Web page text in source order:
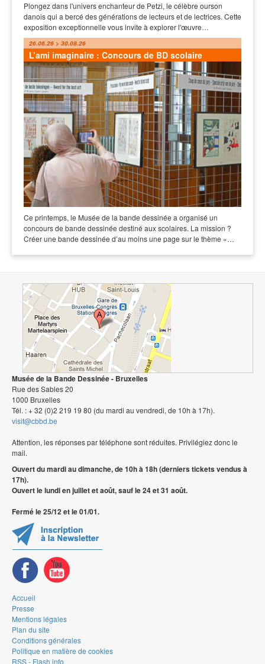
Plongez dans l'univers enchanteur de Petzi, le célèbre ourson
danois qui a bercé des générations de lecteurs et de lectrices. Cette
exposition exceptionnelle vous invite à explorer l'œuvre…
26.06.26 > 30.08.26
L’ami imaginaire : Concours de BD scolaire
Ce printemps, le Musée de la bande dessinée a organisé un
concours de bande dessinée destiné aux scolaires. La mission ?
Créer une bande dessinée d’au moins une page sur le thème «…
Musée de la Bande Dessinée - Bruxelles
Rue des Sables 20
1000 Bruxelles
Tél. : + 32 (0)2 219 19 80 (du mardi au vendredi, de 10h à 17h).
visit@cbbd.be
Attention, les réponses par téléphone sont réduites. Privilégiez donc le
mail.
Ouvert du mardi au dimanche, de 10h à 18h (derniers tickets vendus à
17h).
Ouvert le lundi en juillet et août, sauf le 24 et 31 août.
Fermé le 25/12 et le 01/01.
Accueil
Presse
Mentions légales
Plan du site
Conditions générales
Politique en matière de cookies
RSS - Flash info